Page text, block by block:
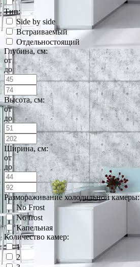
Тип:
Side by side
Встраиваемый
Отдельностоящий
Глубина, см:
от
до
Высота, см:
от
до
Ширина, см:
от
до
Размораживание холодильной камеры:
No Frost
No frost
Капельная
Количество камер:
1
2